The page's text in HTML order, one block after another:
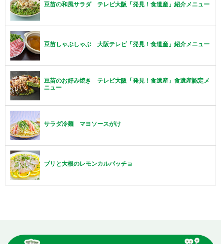
豆苗の和風サラダ テレビ大阪「発見！食遺産」紹介メニュー
豆苗しゃぶしゃぶ 大阪テレビ「発見！食遺産」紹介メニュー
豆苗のお好み焼き テレビ大阪「発見！食遺産」食遺産認定メ
ニュー
サラダ冷麺 マヨソースがけ
ブリと大根のレモンカルパッチョ